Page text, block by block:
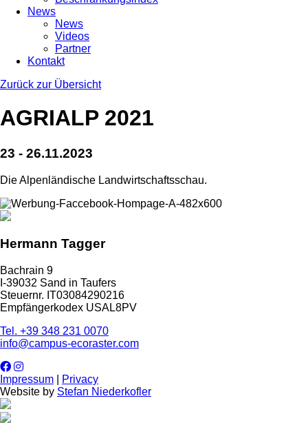
News
News
Videos
Partner
Kontakt
Zurück zur Übersicht
AGRIALP 2021
23 - 26.11.2023
Die Alpenländische Landwirtschaftsschau.
Hermann Tagger
Bachrain 9
I-39032 Sand in Taufers
Steuernr. IT03084290216
Empfängerkodex USAL8PV
Tel. +39 348 231 0070
info@campus-ecoraster.com
Impressum
Privacy
Website by Stefan Niederkofler